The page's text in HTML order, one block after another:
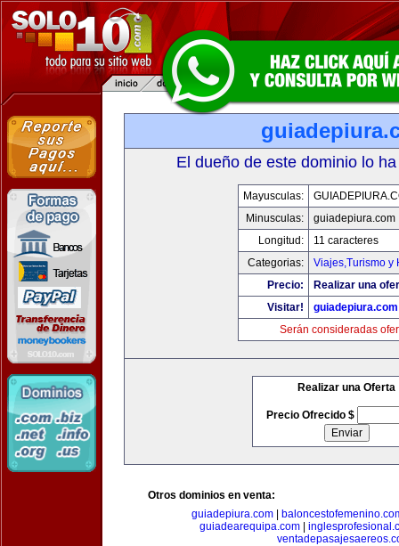
El dueño de este dominio lo
Mayusculas:
Minusculas:
guiadepiura.com
Longitud:
11 caracteres
Categorias:
Viajes,Turismo y
Precio:
Realizar una
Visitar!
guiadepiura.com
Serán consideradas
Realizar una Oferta
Precio Ofrecido $
Otros dominios en venta:
guiadepiura.com|
guiadearequipa.com|